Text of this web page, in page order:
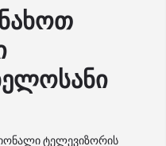
ტელევიზორის